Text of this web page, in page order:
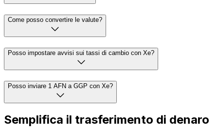
Come posso convertire le valute?
Posso impostare avvisi sui tassi di cambio con Xe?
Posso inviare 1 AFN a GGP con Xe?
Semplifica il trasferimento di denaro